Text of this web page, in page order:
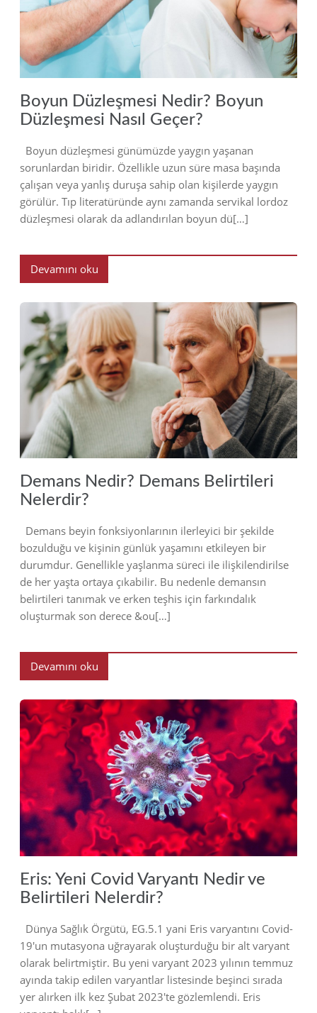
2023
Boyun Düzleşmesi Nedir? Boyun
Düzleşmesi Nasıl Geçer?
Boyun düzleşmesi günümüzde yaygın yaşanan
sorunlardan biridir. Özellikle uzun süre masa başında
çalışan veya yanlış duruşa sahip olan kişilerde yaygın
görülür. Tıp literatüründe aynı zamanda servikal lordoz
düzleşmesi olarak da adlandırılan boyun dü[…]
Devamını oku
2023
Demans Nedir? Demans Belirtileri
Nelerdir?
Demans beyin fonksiyonlarının ilerleyici bir şekilde
bozulduğu ve kişinin günlük yaşamını etkileyen bir
durumdur. Genellikle yaşlanma süreci ile ilişkilendirilse
de her yaşta ortaya çıkabilir. Bu nedenle demansın
belirtileri tanımak ve erken teşhis için farkındalık
oluşturmak son derece &ou[…]
Devamını oku
2023
Eris: Yeni Covid Varyantı Nedir ve
Belirtileri Nelerdir?
Dünya Sağlık Örgütü, EG.5.1 yani Eris varyantını Covid-
19'un mutasyona uğrayarak oluşturduğu bir alt varyant
olarak belirtmiştir. Bu yeni varyant 2023 yılının temmuz
ayında takip edilen varyantlar listesinde beşinci sırada
yer alırken ilk kez Şubat 2023'te gözlemlendi. Eris